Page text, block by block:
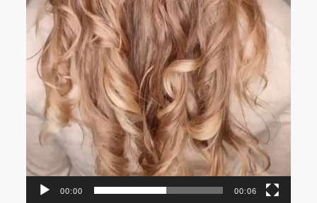
00:00 00:06